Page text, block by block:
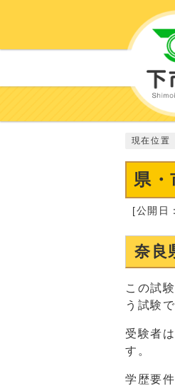
現在位置
県
[公開日
奈良
この試
う試験
受験者
す。
学歴要